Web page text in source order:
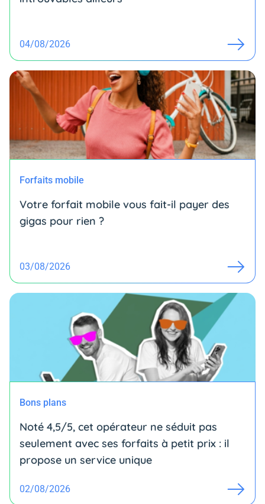
04/08/2026
Forfaits mobile
Votre forfait mobile vous fait-il payer des
gigas pour rien ?
03/08/2026
Bons plans
Noté 4,5/5, cet opérateur ne séduit pas
seulement avec ses forfaits à petit prix : il
propose un service unique
02/08/2026